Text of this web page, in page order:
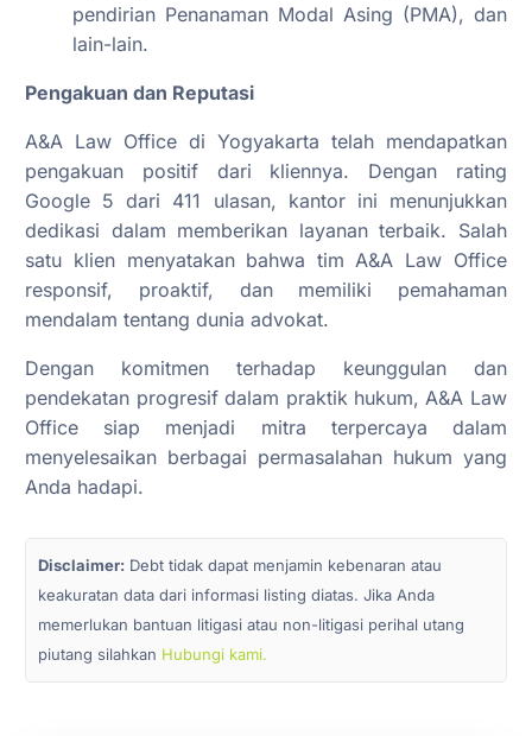
pendirian Penanaman Modal Asing (PMA), dan
lain-lain.
Pengakuan dan Reputasi
A&A Law Office di Yogyakarta telah mendapatkan
pengakuan positif dari kliennya. Dengan rating
Google 5 dari 411 ulasan, kantor ini menunjukkan
dedikasi dalam memberikan layanan terbaik. Salah
satu klien menyatakan bahwa tim A&A Law Office
responsif, proaktif, dan memiliki pemahaman
mendalam tentang dunia advokat.
Dengan komitmen terhadap keunggulan dan
pendekatan progresif dalam praktik hukum, A&A Law
Office siap menjadi mitra terpercaya dalam
menyelesaikan berbagai permasalahan hukum yang
Anda hadapi.
Disclaimer: Debt tidak dapat menjamin kebenaran atau
keakuratan data dari informasi listing diatas. Jika Anda
memerlukan bantuan litigasi atau non-litigasi perihal utang
piutang silahkan Hubungi kami.